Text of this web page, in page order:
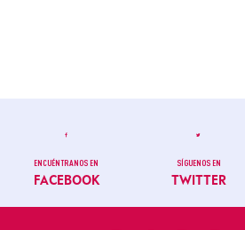
ENCUÉNTRANOS EN
FACEBOOK
SÍGUENOS EN
TWITTER